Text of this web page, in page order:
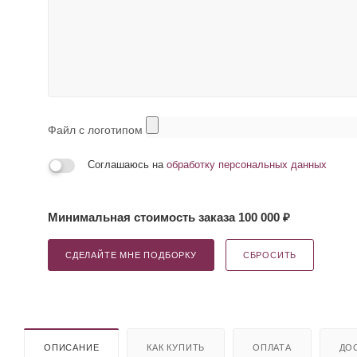
Файл с логотипом
Соглашаюсь на обработку персональных данных
Минимальная стоимость заказа 100 000 ₽
СДЕЛАЙТЕ МНЕ ПОДБОРКУ СБРОСИТЬ
ОПИСАНИЕ КАК КУПИТЬ ОПЛАТА